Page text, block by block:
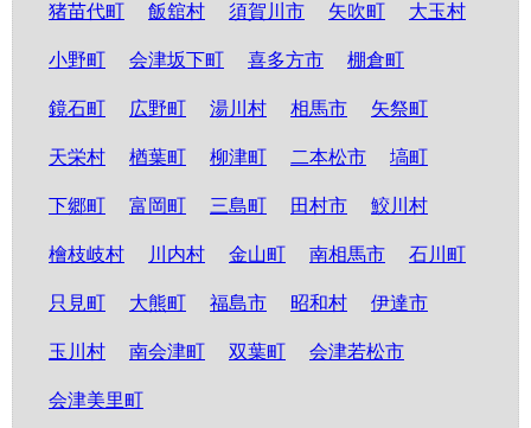
猪苗代町 飯舘村 須賀川市 矢吹町 大玉村
小野町 会津坂下町 喜多方市 棚倉町
鏡石町 広野町 湯川村 相馬市 矢祭町
天栄村 楢葉町 柳津町 二本松市 塙町
下郷町 富岡町 三島町 田村市 鮫川村
檜枝岐村 川内村 金山町 南相馬市 石川町
只見町 大熊町 福島市 昭和村 伊達市
玉川村 南会津町 双葉町 会津若松市
会津美里町